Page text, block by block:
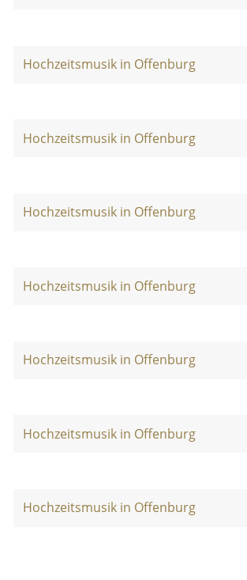
Hochzeitsmusik in Offenburg
Hochzeitsmusik in Offenburg
Hochzeitsmusik in Offenburg
Hochzeitsmusik in Offenburg
Hochzeitsmusik in Offenburg
Hochzeitsmusik in Offenburg
Hochzeitsmusik in Offenburg